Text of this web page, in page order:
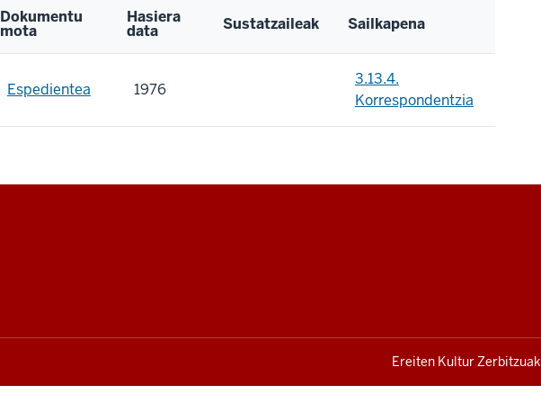
Dokumentu
mota
Hasiera
data Sustatzaileak Sailkapena
Espedientea 1976
3.13.4.
Korrespondentzia
Ereiten Kultur Zerbitzuak